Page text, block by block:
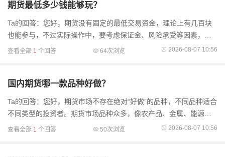
期货最低多少钱能够玩？
Ta的回答：您好，期货没有固定的最低交易资金，理论上有几百块
也能参与，不过实际操作中，要考虑保证金、风险承受等因素，资
金多些更合适。期货是保证金交易，只要交一定比例的钱就能买卖
查看全部 1 个回答 64次浏览 2026-08-07 10:56
国内期货哪一款品种好做？
Ta的回答：您好，期货市场不存在绝对“好做”的品种，不同品种适合
不同类型的投资者。期货市场品种众多，像农产品、金属、能源化
工等。农产品受气候、季节、政策影响较大，波动相对平稳，新手
查看全部 1 个回答 50次浏览 2026-08-07 10:56